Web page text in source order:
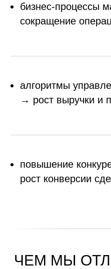
бизнес-процессы
сокращение
алгоритмы
→ рост выручки и
повышение
рост конверсии
ЧЕМ МЫ